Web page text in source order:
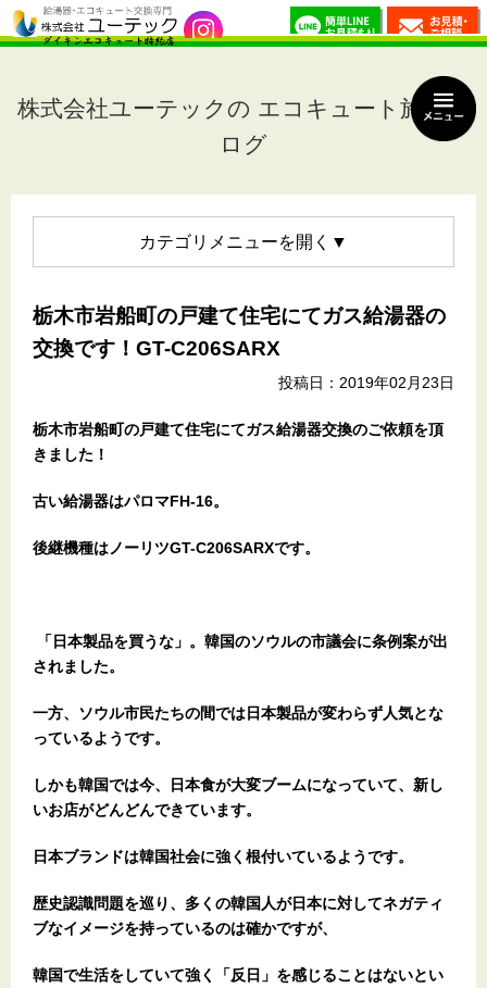
株式会社ユーテックの エコキュート施工ブ
ログ
カテゴリメニュー
栃木市岩船町の戸建て住宅にてガス給湯器の
交換です！GT-C206SARX
投稿日：2019年02月23日
栃木市岩船町の戸建て住宅にてガス給湯器交換のご依頼を頂
きました！
古い給湯器はパロマFH-16。
後継機種はノーリツGT-C206SARXです。
「日本製品を買うな」。韓国のソウルの市議会に条例案が出
されました。
一方、ソウル市民たちの間では日本製品が変わらず人気とな
っているようです。
しかも韓国では今、日本食が大変ブームになっていて、新し
いお店がどんどんできています。
日本ブランドは韓国社会に強く根付いているようです。
歴史認識問題を巡り、多くの韓国人が日本に対してネガティ
ブなイメージを持っているのは確かですが、
韓国で生活をしていて強く「反日」を感じることはないとい